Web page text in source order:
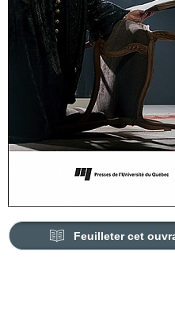
Feuilleter cet